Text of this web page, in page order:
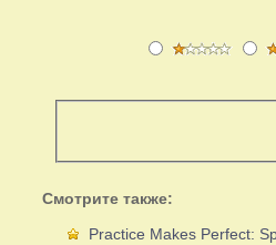
Смотрите также:
Practice Makes Perfect: